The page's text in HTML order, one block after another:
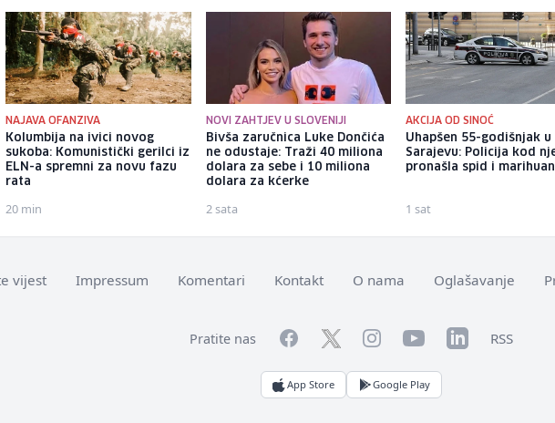
NAJAVA OFANZIVA
Kolumbija na ivici novog
sukoba: Komunistički gerilci iz
ELN-a spremni za novu fazu
rata
20 min
NOVI ZAHTJEV U SLOVENIJI
Bivša zaručnica Luke Dončića
ne odustaje: Traži 40 miliona
dolara za sebe i 10 miliona
dolara za kćerke
2 sata
AKCIJA OD SINOĆ
Uhapšen 55-godišnjak u
Sarajevu: Policija kod
pronašla spid i
1 sat
vijest Impressum Komentari Kontakt O nama Oglašavanje
Pratite nas FacebookTwitterInstagramYouTubeLinkedInRSS
App Store Google Play